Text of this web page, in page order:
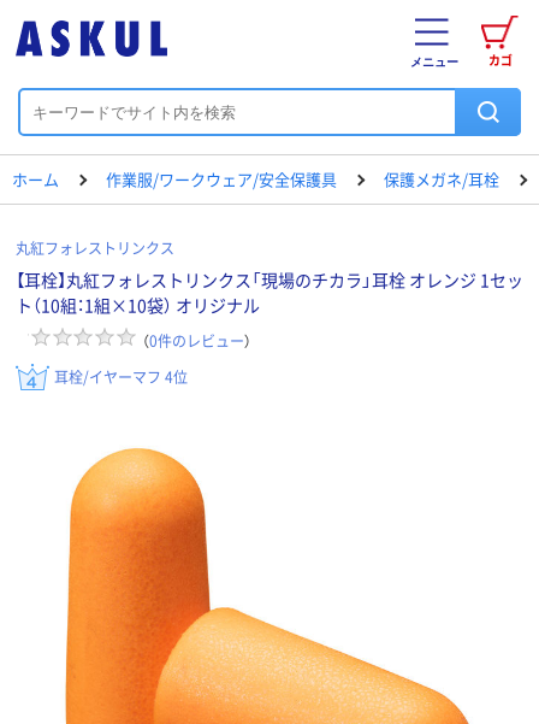
カゴ
メニュー
ホーム 作業服/ワークウェア/安全保護具 保護メガネ/耳栓
丸紅フォレストリンクス
【耳栓】丸紅フォレストリンクス「現場のチカラ」耳栓 オレンジ 1セッ
ト（10組：1組×10袋） オリジナル
（0件のレビュー）
耳栓/イヤーマフ 4位